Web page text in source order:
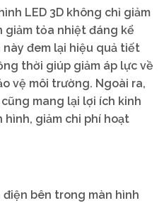
LED 3D không chỉ giảm
giảm tỏa nhiệt đáng kể
này đem lại hiệu quả tiết
thời giúp giảm áp lực về
vệ môi trường. Ngoài ra,
mang lại lợi ích kinh
giảm chi phí hoạt
bên trong màn hình